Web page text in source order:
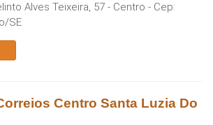
Alves Teixeira, 57 - Centro - Cep:
/SE
Centro Santa Luzia Do